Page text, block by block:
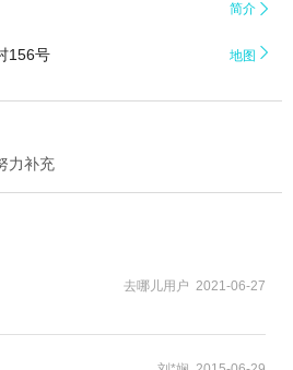
简介 
156号 地图 
力补充
去哪儿用户 2021-06-27